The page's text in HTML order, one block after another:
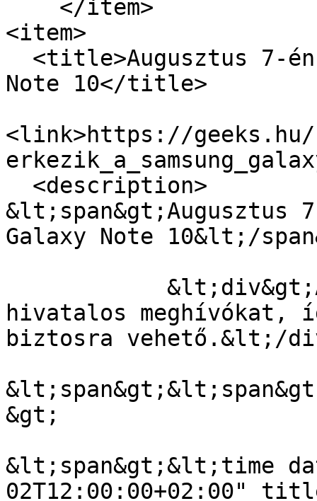
<item>
Note 10</title>
<link>https://geeks.hu/
&lt;span&gt;Augusztus
Galaxy Note 10&lt;/
hivatalos meghívókat,
biztosra vehető.&lt;/
&gt;
&lt;span&gt;&lt;time
02T12:00:00+02:00"